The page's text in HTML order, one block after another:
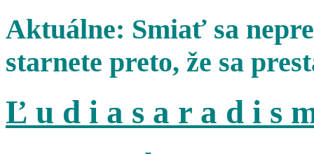
Aktuálne: Smiať sa
starnete preto, že sa
Ľ u d i a s a r a d i s